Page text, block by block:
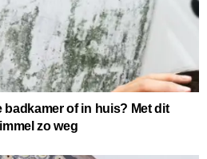
badkamer of in huis? Met dit
zo weg